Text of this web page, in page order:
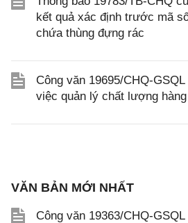
kết quả xác định trước mã
chứa thùng đựng rác
Công văn 19695/CHQ-
việc quản lý chất lượng
VĂN BẢN MỚI NHẤT
Công văn 19363/CHQ-